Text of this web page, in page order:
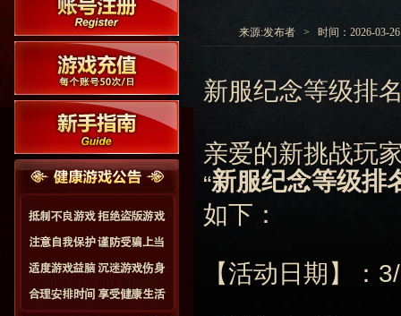
来源:发布者 > 时间：2026-03-26
新服纪念等级排
亲爱的新挑战玩
“新服纪念等级排
如下：
【活动日期】：